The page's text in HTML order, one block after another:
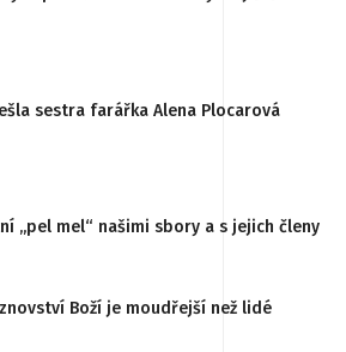
sestra farářka Alena Plocarová
„pel mel“ našimi sbory a s jejich členy
Boží je moudřejší než lidé